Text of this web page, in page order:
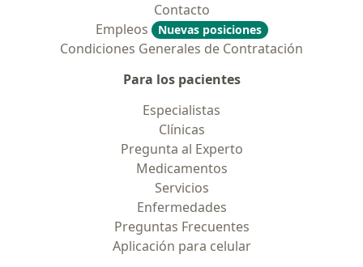
Contacto
Empleos
Nuevas posiciones
Condiciones Generales de Contratación
Para los pacientes
Especialistas
Clínicas
Pregunta al Experto
Medicamentos
Servicios
Enfermedades
Preguntas Frecuentes
Aplicación para celular